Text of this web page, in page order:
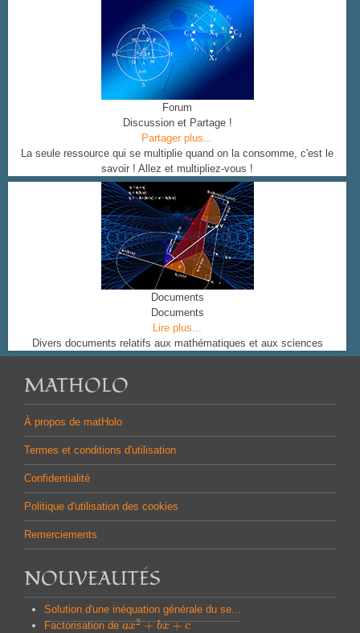
Forum
Discussion et Partage !
Partager plus...
La seule ressource qui se multiplie quand on la consomme, c'est le
savoir ! Allez et multipliez-vous !
Documents
Documents
Lire plus...
Divers documents relatifs aux mathématiques et aux sciences
MATHOLO
À propos de matHolo
Termes et conditions d'utilisation
Confidentialité
Politique d'utilisation des cookies
Remerciements
NOUVEAUTÉS
Solution d'une inéquation générale du se...
Factorisation deax2 + bx + c
ax2+bx +c